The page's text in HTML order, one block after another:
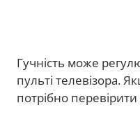
Гучність може
пульті телевізора.
потрібно перевірити